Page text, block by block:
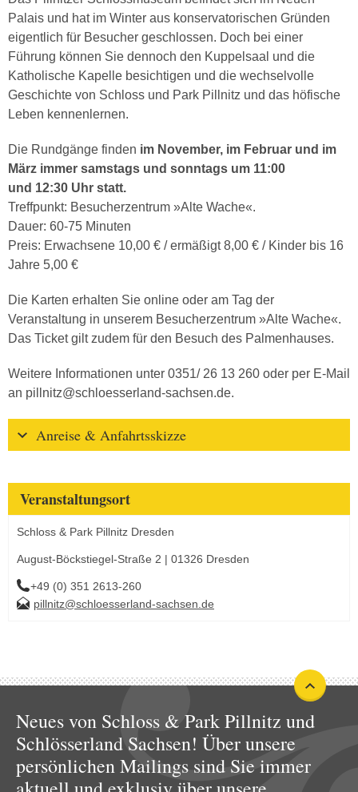
Palais und hat im Winter aus konservatorischen Gründen
eigentlich für Besucher geschlossen. Doch bei einer
Führung können Sie dennoch den Kuppelsaal und die
Katholische Kapelle besichtigen und die wechselvolle
Geschichte von Schloss und Park Pillnitz und das höfische
Leben kennenlernen.
Die Rundgänge finden im November, im Februar und im
März immer samstags und sonntags um 11:00
und 12:30 Uhr statt.
Treffpunkt: Besucherzentrum »Alte Wache«.
Dauer: 60-75 Minuten
Preis: Erwachsene 10,00 € / ermäßigt 8,00 € / Kinder bis 16
Jahre 5,00 €
Die Karten erhalten Sie online oder am Tag der
Veranstaltung in unserem Besucherzentrum »Alte Wache«.
Das Ticket gilt zudem für den Besuch des Palmenhauses.
Weitere Informationen unter 0351/ 26 13 260 oder per E-Mail
an pillnitz@schloesserland-sachsen.de.
Anreise & Anfahrtsskizze
Veranstaltungsort
Schloss & Park Pillnitz Dresden
August-Böckstiegel-Straße 2 | 01326 Dresden
+49 (0) 351 2613-260
pillnitz@schloesserland-sachsen.de
Neues von Schloss & Park Pillnitz und
Schlösserland Sachsen! Über unsere
persönlichen Mailings sind Sie immer